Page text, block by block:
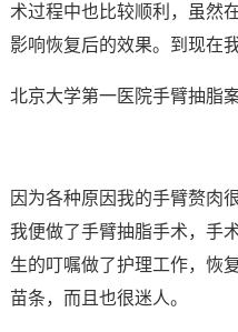
术过程中也比较顺利，虽然
影响恢复后的效果。到现在
北京大学第一医院手臂抽脂案
因为各种原因我的手臂赘肉
我便做了手臂抽脂手术，手
生的叮嘱做了护理工作，恢
苗条，而且也很迷人。